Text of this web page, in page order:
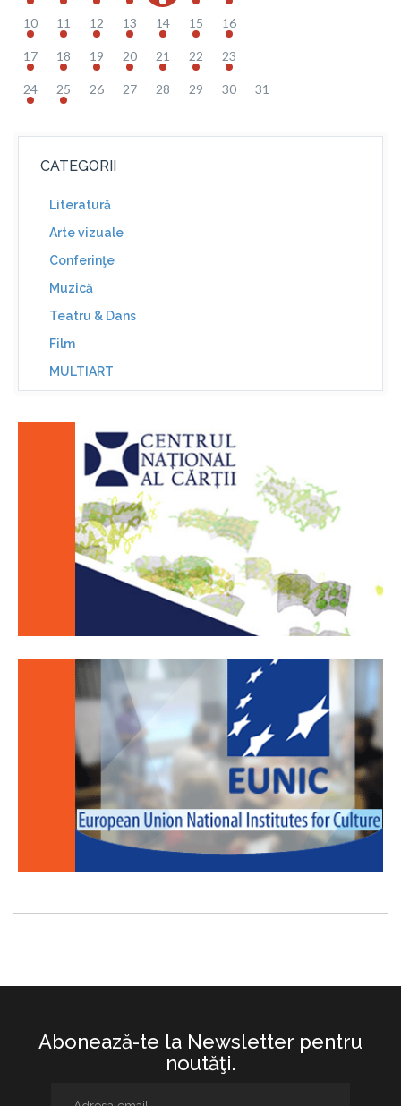
10 11 12 13 14 15 16
17 18 19 20 21 22 23
24 25 26 27 28 29 30 31
CATEGORII
Literatură
Arte vizuale
Conferinţe
Muzică
Teatru & Dans
Film
MULTIART
Abonează-te la Newsletter pentru
noutăţi.